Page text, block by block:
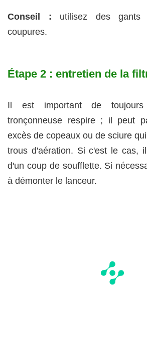
Conseil : utilisez des gants
coupures.
Étape 2 : entretien de la
Il est important de toujours
tronçonneuse respire ; il peut
excès de copeaux ou de sciure
trous d'aération. Si c'est le cas,
d'un coup de soufflette. Si
à démonter le lanceur.